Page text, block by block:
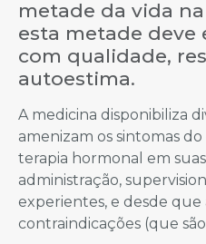
metade da vida
esta metade deve
com qualidade,
autoestima.
A medicina disponibiliza
amenizam os sintomas
terapia hormonal em
administração,
experientes, e desde
contraindicações (que